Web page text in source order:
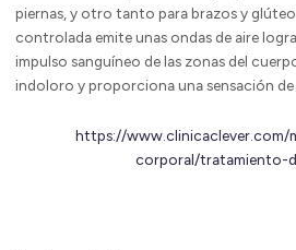
piernas, y otro tanto para brazos y
controlada emite unas ondas de aire
impulso sanguíneo de las zonas del
indoloro y proporciona una sensación
https://www.clinicaclever.com/
corporal/tratamiento-